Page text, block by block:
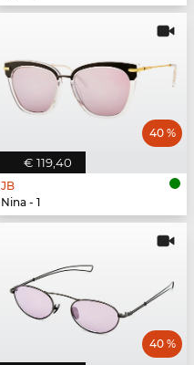
€ 119,40
40 %
JB
Nina - 1
40 %